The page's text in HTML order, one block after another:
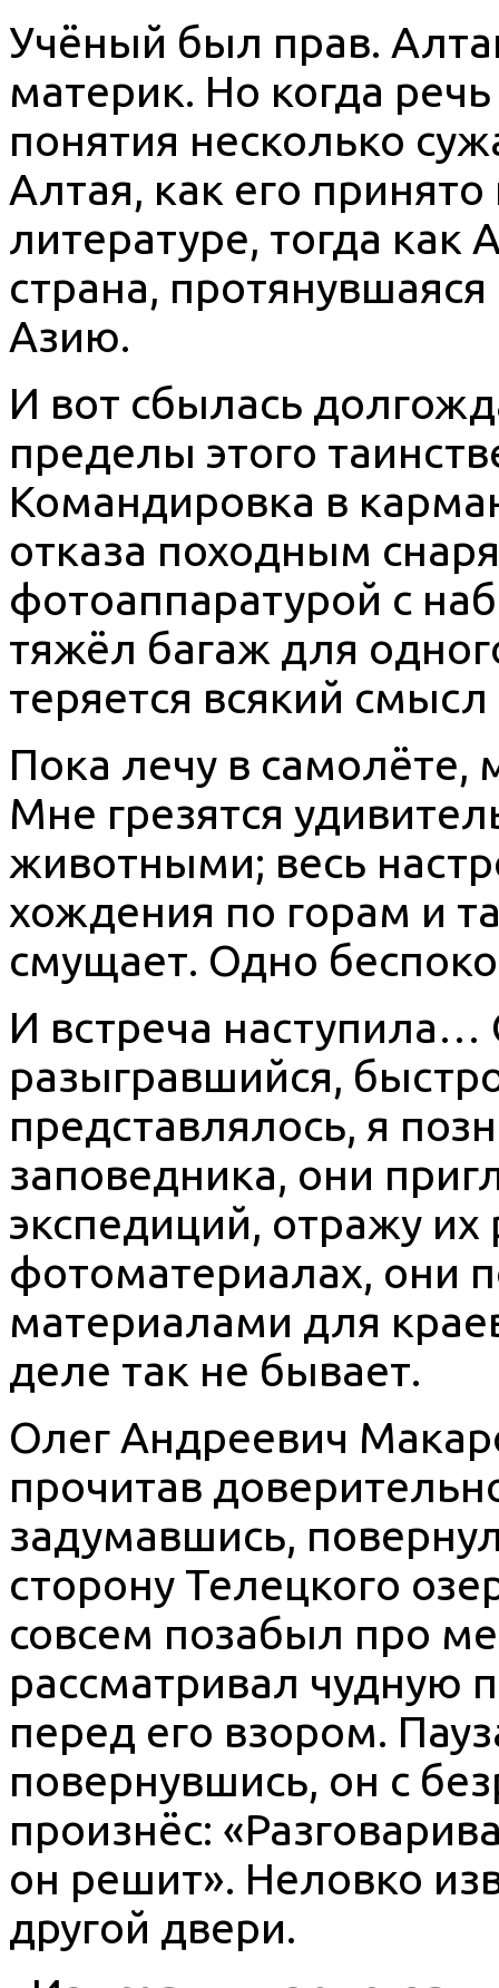
Учёный был прав.
материк. Но когда
понятия несколько
Алтая, как его
литературе, тогда как
страна,
Азию.
И вот сбылась
пределы этого
Командировка в
отказа походным
фотоаппаратурой с
тяжёл багаж для
теряется всякий
Пока лечу в
Мне грезятся
животными; весь
хождения по горам и
смущает. Одно
И встреча
разыгравшийся,
представлялось, я
заповедника, они
экспедиций, отражу их
фотоматериалах, они
материалами для
деле так не бывает.
Олег Андреевич
прочитав
задумавшись,
сторону Телецкого
совсем позабыл про
рассматривал чудную
перед его взором.
повернувшись, он с
произнёс:
он решит». Неловко
другой двери.